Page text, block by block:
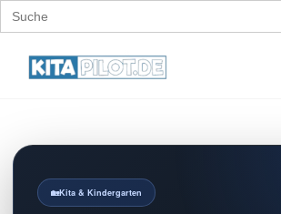
Search
for:
Kita & Kindergarten